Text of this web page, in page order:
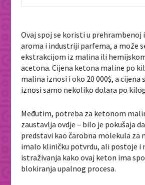
Ovaj spoj se koristi u prehrambenoj
aroma i industriji parfema, a može
ekstrakcijom iz malina ili
acetona. Cijena ketona maline po
malina iznosi i oko 20 000$, a
iznosi samo nekoliko dolara po
Međutim, potreba za ketonom
zaustavlja ovdje – bilo je pokušaja
predstavi kao čarobna molekula za
imalo kliničku potvrdu, ali postoje i
istraživanja kako ovaj keton ima
blokiranja upalnog procesa.